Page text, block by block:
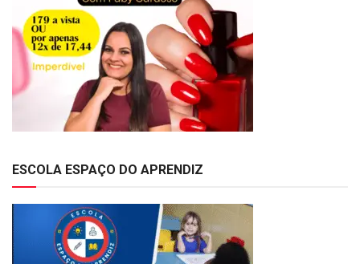
ESCOLA ESPAÇO DO APRENDIZ